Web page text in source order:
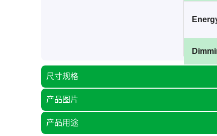
尺寸规格
产品图片
产品用途